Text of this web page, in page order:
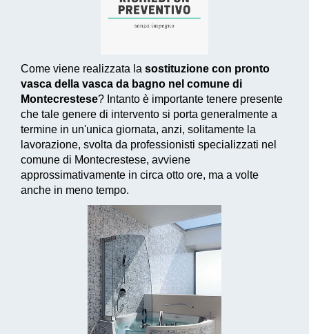
Come viene realizzata la sostituzione con pronto
vasca della vasca da bagno nel comune di
Montecrestese? Intanto è importante tenere presente
che tale genere di intervento si porta generalmente a
termine in un'unica giornata, anzi, solitamente la
lavorazione, svolta da professionisti specializzati nel
comune di Montecrestese, avviene
approssimativamente in circa otto ore, ma a volte
anche in meno tempo.